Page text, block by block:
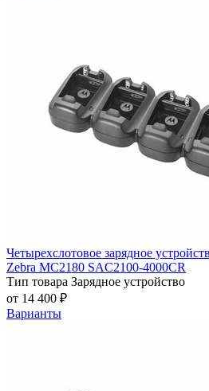
Четырехслотовое зарядное
Zebra MC2180 SAC2100-4000CR
Тип товара Зарядное устройство
от 14 400 ₽
Варианты